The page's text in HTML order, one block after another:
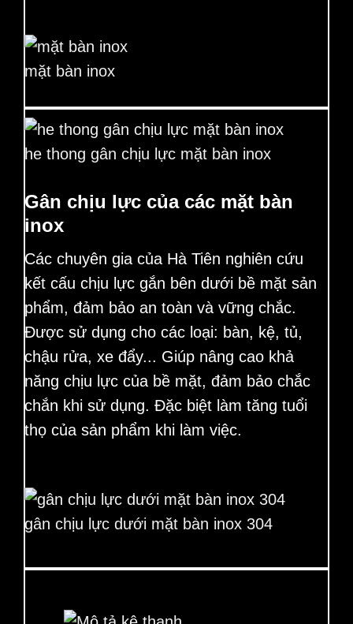
mặt bàn inox
he thong gân chịu lực mặt bàn inox
Gân chịu lực của các mặt bàn
inox
Các chuyên gia của Hà Tiên nghiên cứu
kết cấu chịu lực gắn bên dưới bề mặt sản
phẩm, đảm bảo an toàn và vững chắc.
Được sử dụng cho các loại: bàn, kệ, tủ,
chậu rửa, xe đẩy... Giúp nâng cao khả
năng chịu lực của bề mặt, đảm bảo chắc
chắn khi sử dụng. Đặc biệt làm tăng tuổi
thọ của sản phẩm khi làm việc.
gân chịu lực dưới mặt bàn inox 304